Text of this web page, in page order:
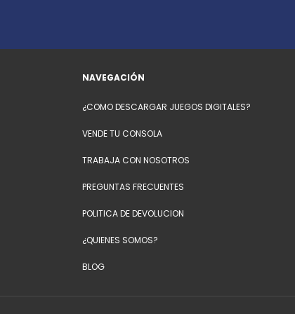
NAVEGACIÓN
¿COMO DESCARGAR JUEGOS DIGITALES?
VENDE TU CONSOLA
TRABAJA CON NOSOTROS
PREGUNTAS FRECUENTES
POLITICA DE DEVOLUCION
¿QUIENES SOMOS?
BLOG